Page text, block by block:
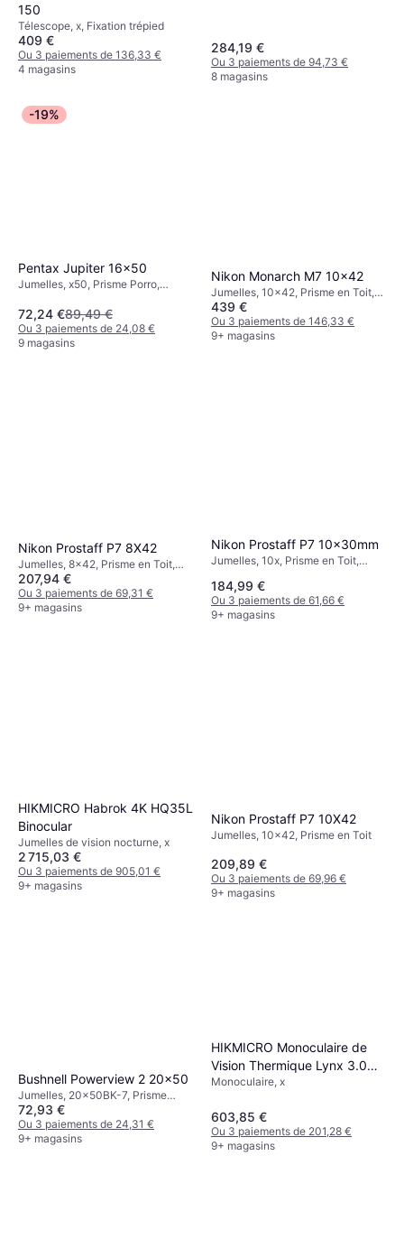
150
Télescope, x, Fixation trépied
409 €
Ou 3 paiements de 136,33 €
4 magasins
284,19 €
Ou 3 paiements de 94,73 €
8 magasins
-19%
Pentax Jupiter 16x50
Jumelles, x50, Prisme Porro,
72,24 €89,49 €
Ou 3 paiements de 24,08 €
9 magasins
Nikon Monarch M7 10x42
Jumelles, 10x42, Prisme en Toit,
Anti-buée, Multicouche
439 €
Ou 3 paiements de 146,33 €
9+ magasins
Nikon Prostaff P7 8X42
Jumelles, 8x42, Prisme en Toit,
Multicouche
207,94 €
Ou 3 paiements de 69,31 €
9+ magasins
Nikon Prostaff P7 10x30mm
Jumelles, 10x, Prisme en Toit,
184,99 €
Ou 3 paiements de 61,66 €
9+ magasins
HIKMICRO Habrok 4K HQ35L
Binocular
Jumelles de vision nocturne, x
2 715,03 €
Ou 3 paiements de 905,01 €
9+ magasins
Nikon Prostaff P7 10X42
Jumelles, 10x42, Prisme en Toit
209,89 €
Ou 3 paiements de 69,96 €
9+ magasins
Bushnell Powerview 2 20x50
Jumelles, 20x50BK-7, Prisme
Porro, Fixation trépied,
Multicouche
72,93 €
Ou 3 paiements de 24,31 €
9+ magasins
HIKMICRO Monoculaire de
Vision Thermique Lynx 3.0
LE15
Monoculaire, x
603,85 €
Ou 3 paiements de 201,28 €
9+ magasins